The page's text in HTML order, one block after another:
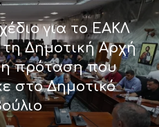
για το ΕΑΚΛ
Δημοτική Αρχή
η πρόταση που
στο Δημοτικό